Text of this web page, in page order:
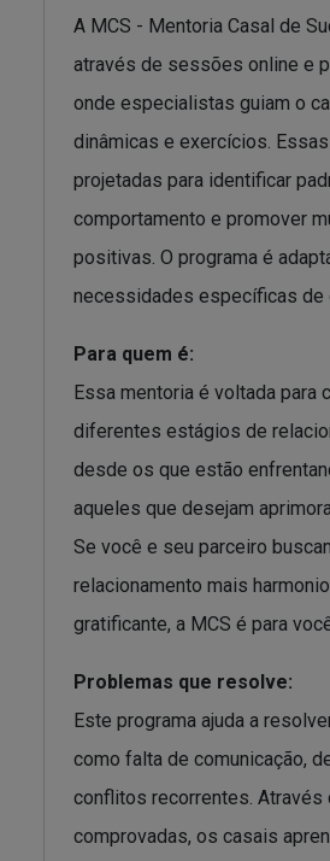
A MCS - Mentoria Casal de
através de sessões online e
onde especialistas guiam o
dinâmicas e exercícios.
projetadas para identificar
comportamento e promover
positivas. O programa é
necessidades específicas de
Para quem é:
Essa mentoria é voltada para
diferentes estágios de
desde os que estão
aqueles que desejam
Se você e seu parceiro
relacionamento mais
gratificante, a MCS é para
Problemas que resolve:
Este programa ajuda a
como falta de comunicação,
conflitos recorrentes. Através
comprovadas, os casais